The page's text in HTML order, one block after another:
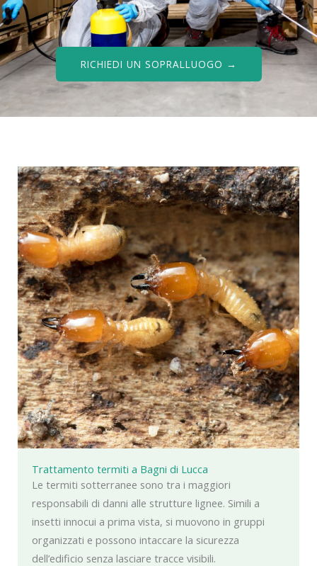
RICHIEDI UN SOPRALLUOGO →
Trattamento termiti a Bagni di Lucca
Le termiti sotterranee sono tra i maggiori
responsabili di danni alle strutture lignee. Simili a
insetti innocui a prima vista, si muovono in gruppi
organizzati e possono intaccare la sicurezza
dell’edificio senza lasciare tracce visibili.